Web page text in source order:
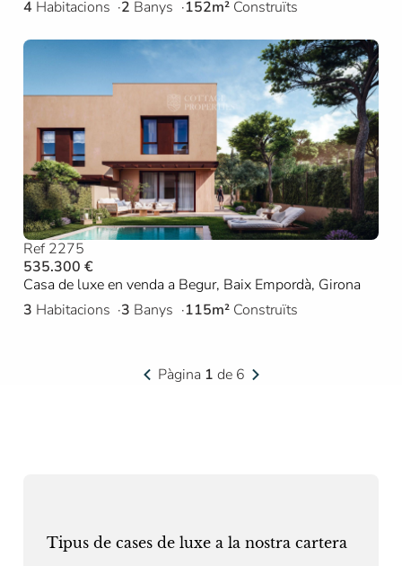
4 Habitacions 2 Banys 152m² Construïts
Ref 2275
535.300 €
Casa de luxe en venda a Begur, Baix Empordà, Girona
3 Habitacions 3 Banys 115m² Construïts
Pàgina 1 de 6
Tipus de cases de luxe a la nostra cartera